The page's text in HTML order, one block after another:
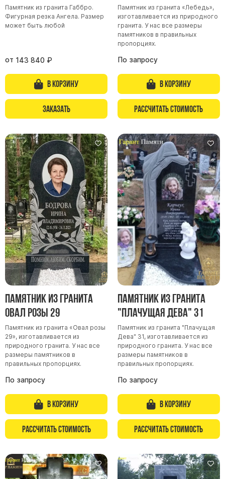
Памятник из гранита Габбро.
Фигурная резка Ангела. Размер
может быть любой
от 143 840 ₽
В корзину
Заказать
Памятник из гранита «Лебедь»,
изготавливается из природного
гранита. У нас все размеры
памятников в правильных
пропорциях.
По запросу
В корзину
Рассчитать стоимость
Памятник из гранита
Овал розы 29
Памятник из гранита «Овал розы
29», изготавливается из
природного гранита. У нас все
размеры памятников в
правильных пропорциях.
По запросу
В корзину
Рассчитать стоимость
Памятник из гранита
"Плачущая Дева" 31
Памятник из гранита "Плачущая
Дева" 31, изготавливается из
природного гранита. У нас все
размеры памятников в
правильных пропорциях.
По запросу
В корзину
Рассчитать стоимость